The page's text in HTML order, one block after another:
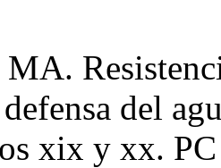
del
xix y xx.